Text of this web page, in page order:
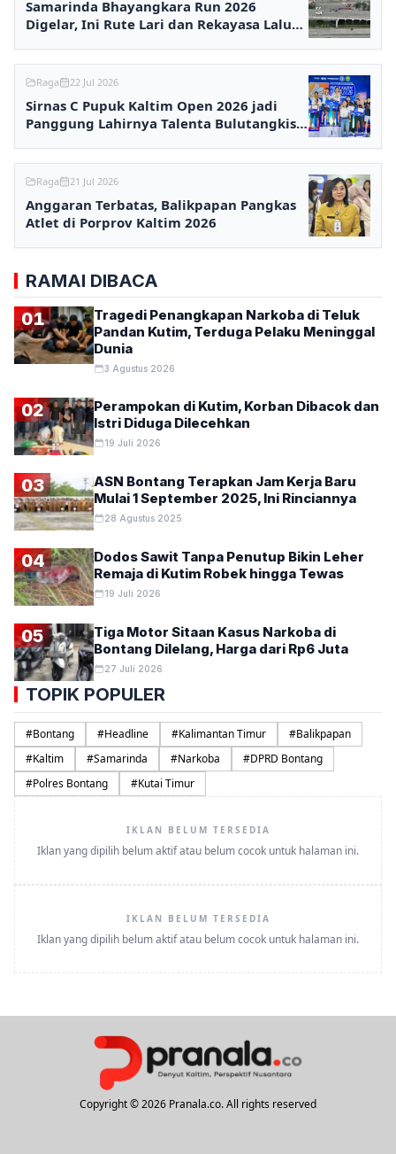
Samarinda Bhayangkara Run 2026
Digelar, Ini Rute Lari dan Rekayasa Lalu
Raga 22 Jul 2026
Sirnas C Pupuk Kaltim Open 2026 jadi
Panggung Lahirnya Talenta Bulutangkis
Raga 21 Jul 2026
Anggaran Terbatas, Balikpapan Pangkas
Atlet di Porprov Kaltim 2026
RAMAI DIBACA
01
Tragedi Penangkapan Narkoba di Teluk
Pandan Kutim, Terduga Pelaku Meninggal
Dunia
3 Agustus 2026
02
Perampokan di Kutim, Korban Dibacok dan
Istri Diduga Dilecehkan
19 Juli 2026
03
ASN Bontang Terapkan Jam Kerja Baru
Mulai 1 September 2025, Ini Rinciannya
28 Agustus 2025
04
Dodos Sawit Tanpa Penutup Bikin Leher
Remaja di Kutim Robek hingga Tewas
19 Juli 2026
05
Tiga Motor Sitaan Kasus Narkoba di
Bontang Dilelang, Harga dari Rp6 Juta
27 Juli 2026
TOPIK POPULER
#Bontang #Headline #Kalimantan Timur #Balikpapan
#Kaltim #Samarinda #Narkoba #DPRD Bontang
#Polres Bontang #Kutai Timur
IKLAN BELUM TERSEDIA
Iklan yang dipilih belum aktif atau belum cocok untuk halaman ini.
IKLAN BELUM TERSEDIA
Iklan yang dipilih belum aktif atau belum cocok untuk halaman ini.
Copyright © 2026 Pranala.co. All rights reserved